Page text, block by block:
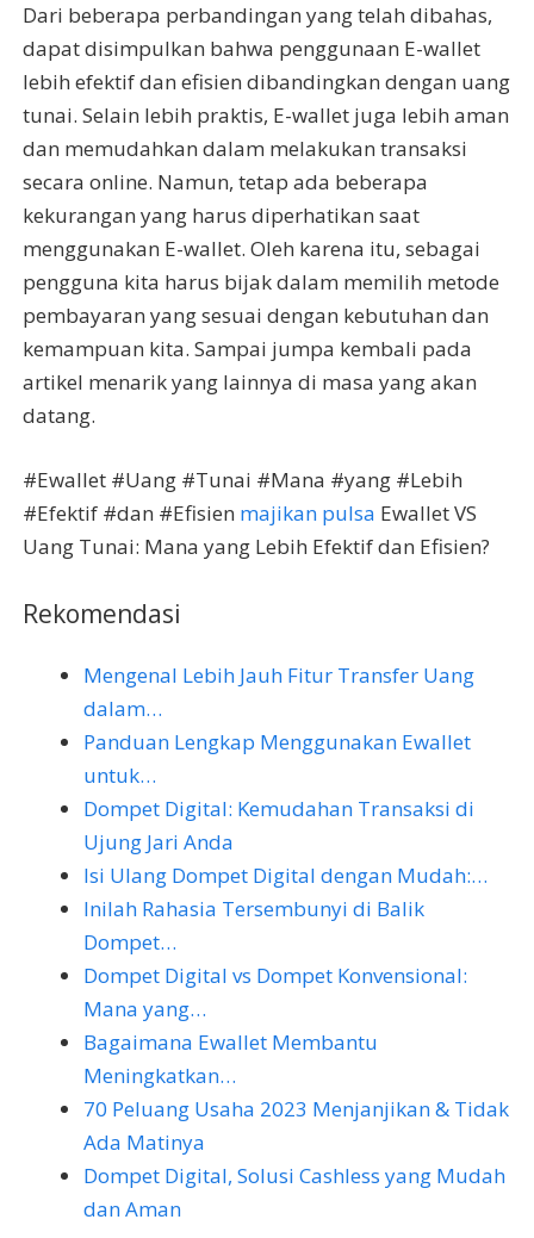
Dari beberapa perbandingan yang telah dibahas,
dapat disimpulkan bahwa penggunaan E-wallet
lebih efektif dan efisien dibandingkan dengan uang
tunai. Selain lebih praktis, E-wallet juga lebih aman
dan memudahkan dalam melakukan transaksi
secara online. Namun, tetap ada beberapa
kekurangan yang harus diperhatikan saat
menggunakan E-wallet. Oleh karena itu, sebagai
pengguna kita harus bijak dalam memilih metode
pembayaran yang sesuai dengan kebutuhan dan
kemampuan kita. Sampai jumpa kembali pada
artikel menarik yang lainnya di masa yang akan
datang.
#Ewallet #Uang #Tunai #Mana #yang #Lebih
#Efektif #dan #Efisien majikan pulsa Ewallet VS
Uang Tunai: Mana yang Lebih Efektif dan Efisien?
Rekomendasi
Mengenal Lebih Jauh Fitur Transfer Uang
dalam…
Panduan Lengkap Menggunakan Ewallet
untuk…
Dompet Digital: Kemudahan Transaksi di
Ujung Jari Anda
Isi Ulang Dompet Digital dengan Mudah:…
Inilah Rahasia Tersembunyi di Balik
Dompet…
Dompet Digital vs Dompet Konvensional:
Mana yang…
Bagaimana Ewallet Membantu
Meningkatkan…
70 Peluang Usaha 2023 Menjanjikan & Tidak
Ada Matinya
Dompet Digital, Solusi Cashless yang Mudah
dan Aman